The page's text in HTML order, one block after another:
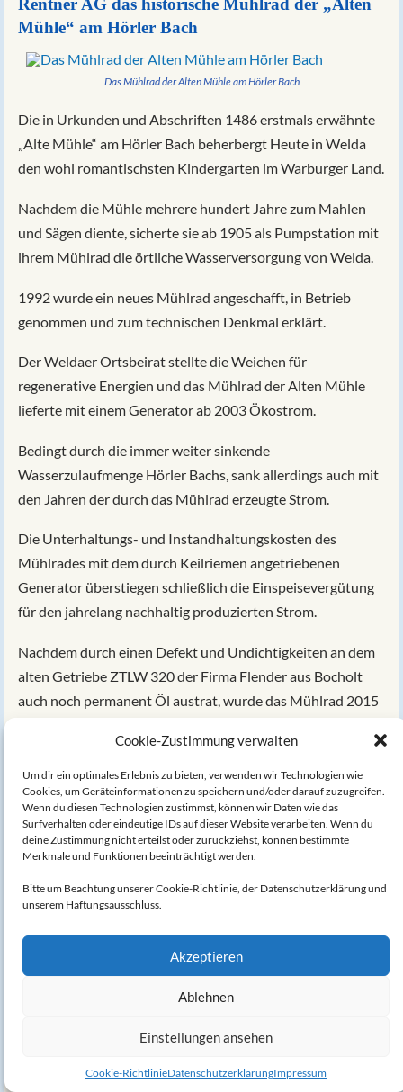
Cookie-Zustimmung verwalten
Um dir ein optimales Erlebnis zu bieten, verwenden wir Technologien wie
Cookies, um Geräteinformationen zu speichern und/oder darauf zuzugreifen.
Wenn du diesen Technologien zustimmst, können wir Daten wie das
Surfverhalten oder eindeutige IDs auf dieser Website verarbeiten. Wenn du
deine Zustimmung nicht erteilst oder zurückziehst, können bestimmte
Merkmale und Funktionen beeinträchtigt werden.
Bitte um Beachtung unserer Cookie-Richtlinie, der Datenschutzerklärung und
unserem Haftungsausschluss.
Akzeptieren
Ablehnen
Einstellungen ansehen
Cookie-RichtlinieDatenschutzerklärungImpressum
Rentner AG das historische Mühlrad der „Alten
Mühle“ am Hörler Bach
Das Mühlrad der Alten Mühle am Hörler Bach
Die in Urkunden und Abschriften 1486 erstmals erwähnte
„Alte Mühle“ am Hörler Bach beherbergt Heute in Welda
den wohl romantischsten Kindergarten im Warburger Land.
Nachdem die Mühle mehrere hundert Jahre zum Mahlen
und Sägen diente, sicherte sie ab 1905 als Pumpstation mit
ihrem Mühlrad die örtliche Wasserversorgung von Welda.
1992 wurde ein neues Mühlrad angeschafft, in Betrieb
genommen und zum technischen Denkmal erklärt.
Der Weldaer Ortsbeirat stellte die Weichen für
regenerative Energien und das Mühlrad der Alten Mühle
lieferte mit einem Generator ab 2003 Ökostrom.
Bedingt durch die immer weiter sinkende
Wasserzulaufmenge Hörler Bachs, sank allerdings auch mit
den Jahren der durch das Mühlrad erzeugte Strom.
Die Unterhaltungs- und Instandhaltungskosten des
Mühlrades mit dem durch Keilriemen angetriebenen
Generator überstiegen schließlich die Einspeisevergütung
für den jahrelang nachhaltig produzierten Strom.
Nachdem durch einen Defekt und Undichtigkeiten an dem
alten Getriebe ZTLW 320 der Firma Flender aus Bocholt
auch noch permanent Öl austrat, wurde das Mühlrad 2015
Die Reaktivierung des Mühlrades
2022 ergriff die Dorfgemeinschaft Welda die Initiative, das
Mühlrad der alten Mühle zu reaktivieren und wieder in
Betrieb zu nehmen.
Nach einer Bestandsaufnahmen der örtlichen
erarbeitete der Vorsitzende der Dorfgemeinschaft Holger
Sprenger ein Konzept zur Reaktivierung und stellte in
Absprache mit Ortsvorsteher Hubertus Kuhaupt und der
Nachdem der Zuwendungsbescheid der Bezirksregierung